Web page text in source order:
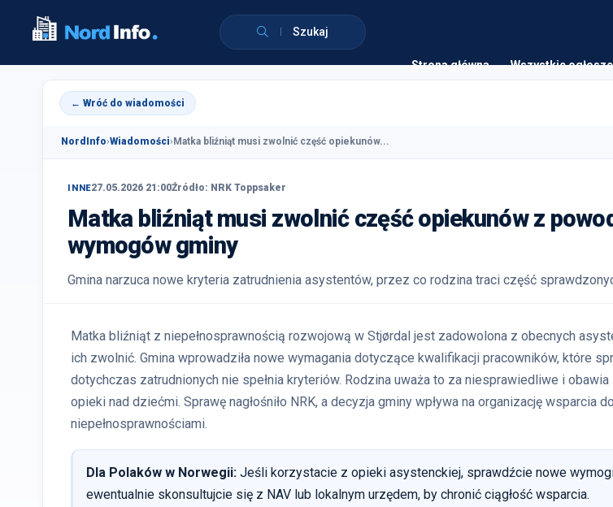
Szukaj
Strona główna Wszystkie
← Wróć do wiadomości
NordInfo›Wiadomości› Matka bliźniąt musi zwolnić część opiekunów...
INNE27.05.2026 21:00Źródło: NRK Toppsaker
Matka bliźniąt musi zwolnić część opiekunów z
wymogów gminy
Gmina narzuca nowe kryteria zatrudnienia asystentów, przez co rodzina traci część
Matka bliźniąt z niepełnosprawnością rozwojową w Stjørdal jest zadowolona z obecnych
ich zwolnić. Gmina wprowadziła nowe wymagania dotyczące kwalifikacji pracowników, które
dotychczas zatrudnionych nie spełnia kryteriów. Rodzina uważa to za niesprawiedliwe i
opieki nad dziećmi. Sprawę nagłośniło NRK, a decyzja gminy wpływa na organizację wsparcia
niepełnosprawnościami.
Dla Polaków w Norwegii: Jeśli korzystacie z opieki asystenckiej, sprawdźcie nowe
ewentualnie skonsultujcie się z NAV lub lokalnym urzędem, by chronić ciągłość wsparcia.